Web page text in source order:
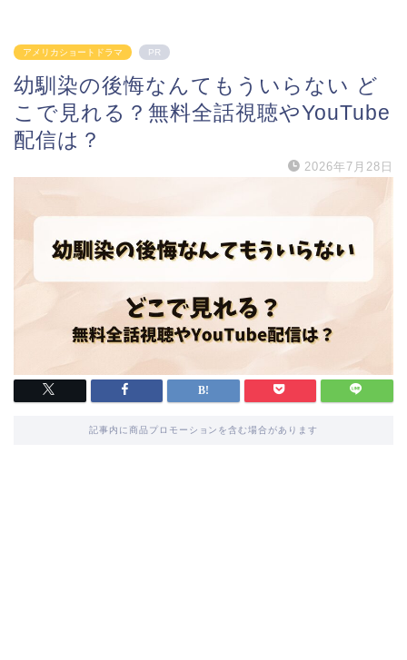
アメリカショートドラマ PR
幼馴染の後悔なんてもういらない ど
こで見れる？無料全話視聴やYouTube
配信は？
2026年7月28日
記事内に商品プロモーションを含む場合があります